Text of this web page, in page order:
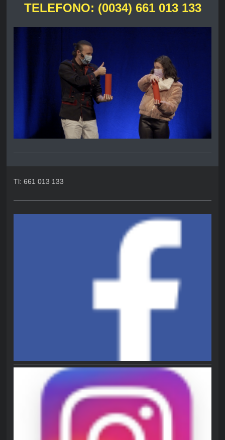
TELEFONO: (0034) 661 013 133
Tl: 661 013 133